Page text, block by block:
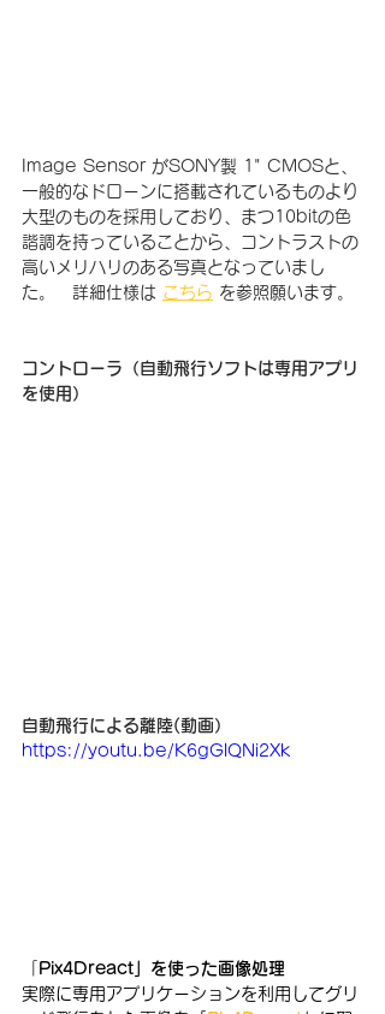
Image Sensor がSONY製 1" CMOSと、
一般的なドローンに搭載されているものより
大型のものを採用しており、まつ10bitの色
諧調を持っていることから、コントラストの
高いメリハリのある写真となっていまし
た。　詳細仕様は こちら を参照願います。
コントローラ（自動飛行ソフトは専用アプリ
を使用）
自動飛行による離陸(動画）
https://youtu.be/K6gGlQNi2Xk
Pix4Dreact」を使った画像処理
実際に専用アプリケーションを利用してグリ